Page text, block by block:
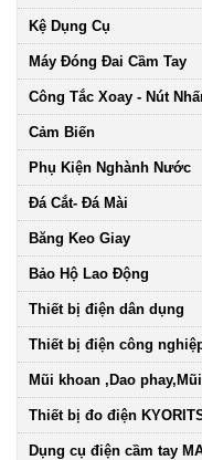
Kệ Dụng Cụ
Máy Đóng Đai Cầm Tay
Công Tắc Xoay - Nút
Cảm Biến
Phụ Kiện Nghành Nước
Đá Cắt- Đá Mài
Băng Keo Giay
Bảo Hộ Lao Động
Thiết bị điện dân dụng
Thiết bị điện công
Mũi khoan ,Dao
Thiết bị đo điện
Dụng cụ điện cầm tay